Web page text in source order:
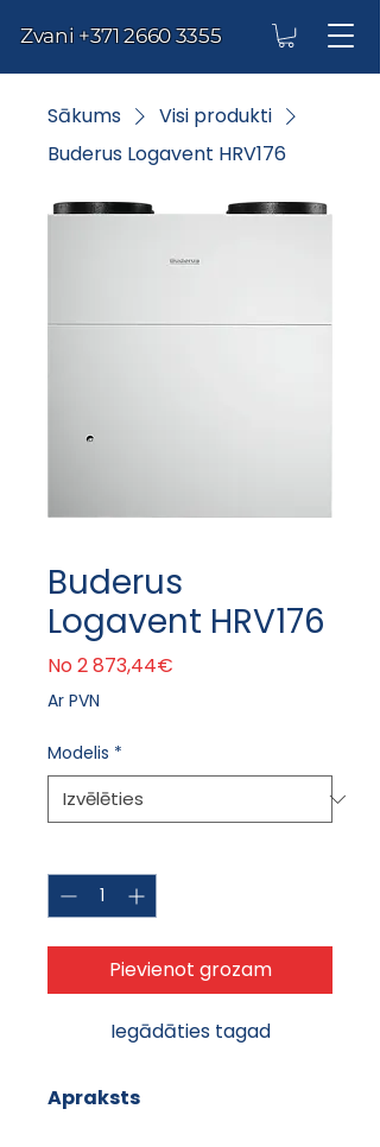
Zvani +371 2660 3355
Sākums
Visi produkti
Buderus Logavent HRV176
Buderus
Logavent HRV176
No 2 873,44€
Ar PVN
Modelis *
Pievienot grozam
Iegādāties tagad
Apraksts